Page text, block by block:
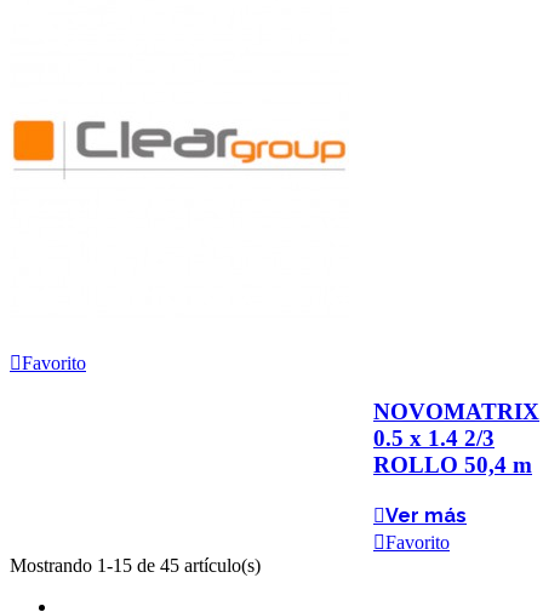
Favorito
NOVOMATRIX
0.5 x 1.4 2/3
ROLLO 50,4 m
Ver más
Favorito
Mostrando 1-15 de 45 artículo(s)